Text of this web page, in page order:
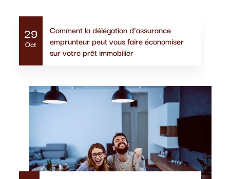
Actualités similaires
29
Oct
Comment la délégation d’assurance
emprunteur peut vous faire économiser
sur votre prêt immobilier